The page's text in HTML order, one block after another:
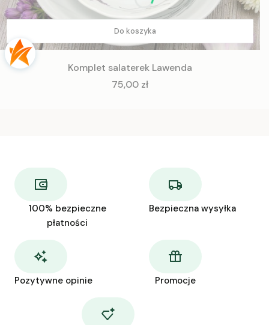
Do koszyka
Komplet salaterek Lawenda
Cena
75,00 zł
100% bezpieczne
płatności
Bezpieczna wysyłka
Pozytywne opinie Promocje